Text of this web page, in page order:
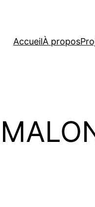
AccueilÀ propos